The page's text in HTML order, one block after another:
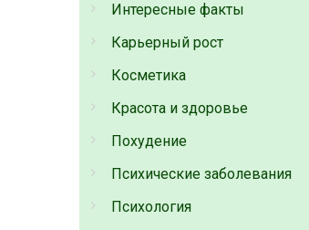
Интересные факты
Карьерный рост
Косметика
Красота и здоровье
Похудение
Психические заболевания
Психология